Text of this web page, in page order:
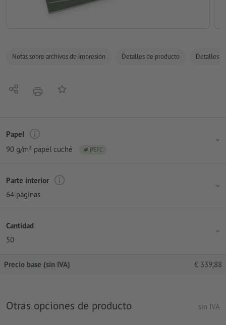
Notas sobre archivos de impresión Detalles de producto Detalles
CompartirimprimirAñadir a lista de favoritos
Papel
90 g/m² papel cuché
PEFC
Parte interior
64 páginas
Cantidad
50
Precio base (sin IVA) € 339,88
Otras opciones de producto sin IVA